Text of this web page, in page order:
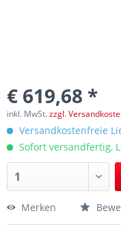
€ 619,68 *
inkl. MwSt.zzgl.
Versandkostenfreie
Sofort versandfertig,
Merken